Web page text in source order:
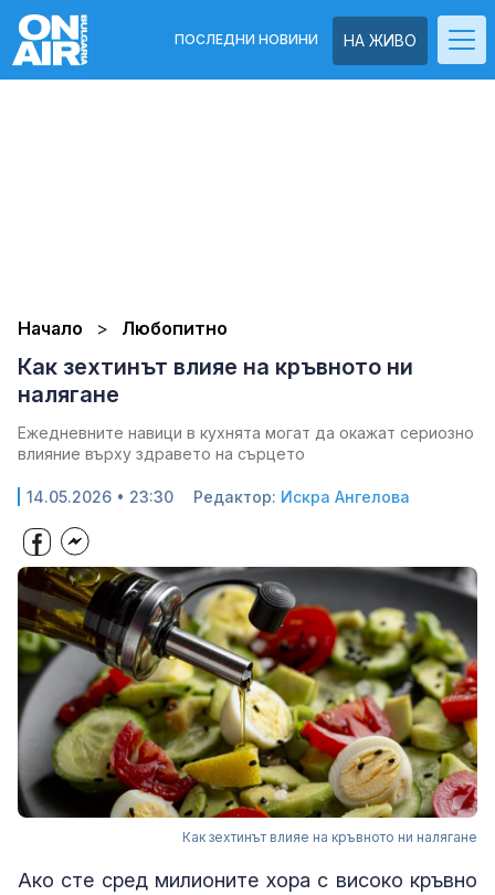
НА ЖИВО
ПОСЛЕДНИ НОВИНИ
Начало Любопитно
Как зехтинът влияе на кръвното ни
налягане
Ежедневните навици в кухнята могат да окажат сериозно
влияние върху здравето на сърцето
14.05.2026 • 23:30 Редактор: Искра Ангелова
Как зехтинът влияе на кръвното ни налягане
Ако сте сред милионите хора с високо кръвно